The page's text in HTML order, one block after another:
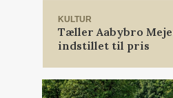
KULTUR
Tæller Aabybro
indstillet til pris